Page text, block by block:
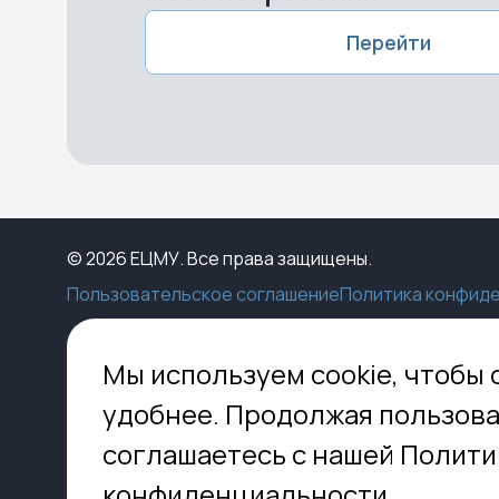
Перейти
© 2026 ЕЦМУ. Все права защищены.
Пользовательское соглашениеПолитика
Каталог Конструктор
Блог
Помощь
Контакты
Пункты выдачи
Оплата
Установка
Гид по кладбищам
8
Мы используем cookie, чтобы
удобнее. Продолжая
соглашаетесь с нашей